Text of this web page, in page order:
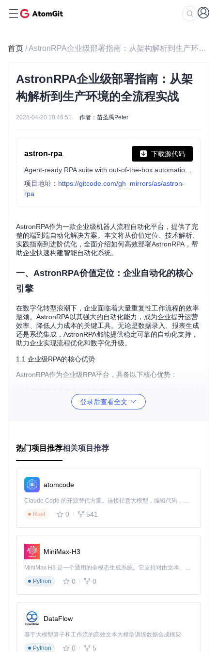
首页 / AstronRPA企业级部署指南：从架构解析到生产环境的全流程实战
AstronRPA企业级部署指南：从架
构解析到生产环境的全流程实战
2026-04-20 10:46:51 作者：苗圣禹Peter
astron-rpa 下载源代码
项目地址： https://gitcode.com/gh_mirrors/as/astron-
rpa
AstronRPA作为一款企业级机器人流程自动化平台，提供了完
整的端到端自动化解决方案。本文将从价值定位、技术解析、
实践指南到进阶优化，全面介绍如何高效部署AstronRPA，帮
助企业快速构建智能自动化系统。
一、AstronRPA价值定位：企业自动化的核心
引擎
在数字化转型浪潮下，企业面临着大量重复性工作流程的效率
瓶颈。AstronRPA以其强大的自动化能力，成为企业提升运营
效率、降低人力成本的关键工具。无论是数据录入、报表生成
还是系统集成，AstronRPA都能提供稳定可靠的自动化支持，
助力企业实现流程优化和数字化升级。
1.1 企业级RPA的核心优势
AstronRPA作为企业级RPA平台，具备以下核心优势：
：支持自定义组件开发和第三方系统集成
求
1.2 应用场景与业务价值
应用场景包括：
财务自动化：发票处理、对账核算、报表生成
人力资源：员工入职流程、考勤管理、薪资计算
客户服务：自动回复、工单处理、客户信息更新
供应链管理：订单处理、库存管理、物流跟踪
通过这些应用，企业可以显著提升工作效率，减少人为错误，
降低运营成本，释放人力资源用于更具价值的工作。
AstronRPA采用先进的三层架构设计，确保系统的稳定性、可
扩展性和安全性。这种架构不仅满足了企业级部署的需求，还
为未来功能扩展提供了灵活的基础。
2.1 整体架构设计
登录后查看全文
热门项目推荐相关项目推荐
atomcode
Claude Code 的开源替代方案。连接任意大模型，编辑代码，运行命令，自动验证 — 全自动执行。用 Rust 构建，极致性能。 ｜ An open-source alternative to Claude Code. Connect any LLM, edit code, run commands, and verify changes — autonomously. Built in Rust for speed. Get Started
Rust
0 541
MiniMax-H3
MiniMax H3 是一个通用的全模态生成系统。它支持对由文本、图像、视频和音频组成的多模态上下文进行统一理解，并能生成分辨率高达 2K、时长可达 15 秒的带原生立体声音频的视频。得益于面向任务泛化的系统设计，H3 在预训练阶段就已具备广泛的多模态上下文理解与生成能力，能够出色地执行复杂的多模态指令。
Python
0 0
DataFlow
基于大模型算子和工作流的高效文本大模型训练数据合成框架
Python
0 5